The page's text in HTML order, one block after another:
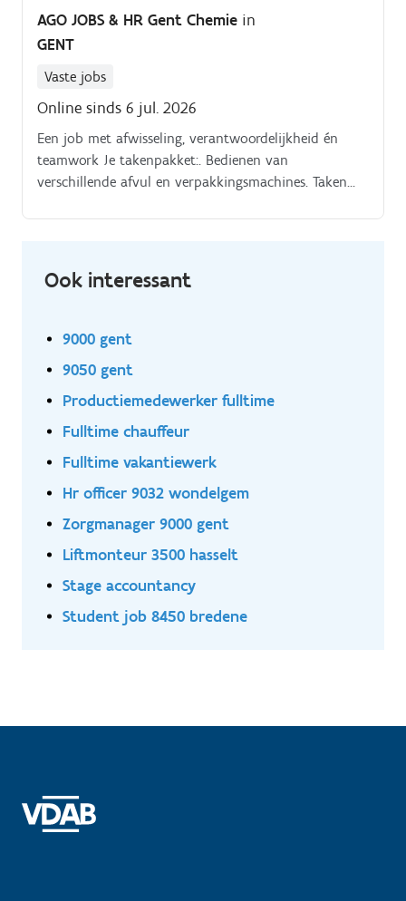
AGO JOBS & HR Gent Chemie in
GENT
Vaste jobs
Online sinds 6 jul. 2026
Een job met afwisseling, verantwoordelijkheid én
teamwork Je takenpakket:. Bedienen van
verschillende afvul en verpakkingsmachines. Taken
Zelf actief meewerken aan de productielijn.
Ook interessant
9000 gent
9050 gent
Productiemedewerker fulltime
Fulltime chauffeur
Fulltime vakantiewerk
Hr officer 9032 wondelgem
Zorgmanager 9000 gent
Liftmonteur 3500 hasselt
Stage accountancy
Student job 8450 bredene